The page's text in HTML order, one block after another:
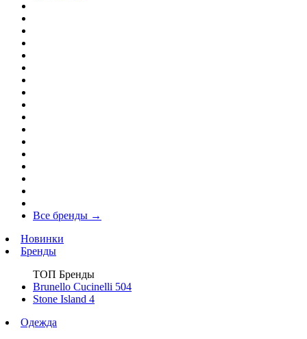
Все бренды →
Новинки
Бренды
ТОП Бренды
Brunello Cucinelli 504
Stone Island 4
Одежда